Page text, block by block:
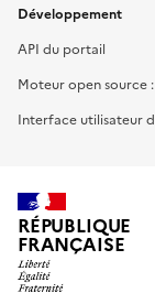
Développement
API du portail
Moteur open source :
Interface utilisateur
RÉPUBLIQUE
FRANÇAISE